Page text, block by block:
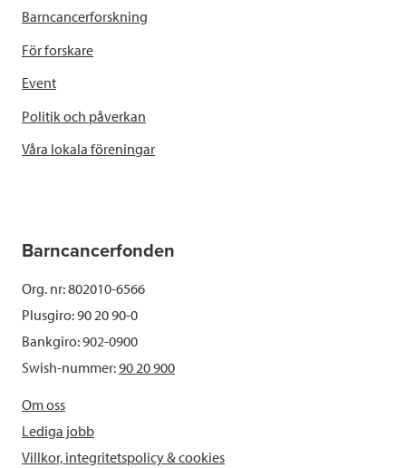
Barncancerforskning
För forskare
Event
Politik och påverkan
Våra lokala föreningar
Barncancerfonden
Org. nr: 802010-6566
Plusgiro: 90 20 90-0
Bankgiro: 902-0900
Swish-nummer:90 20 900
Om oss
Lediga jobb
Villkor, integritetspolicy & cookies